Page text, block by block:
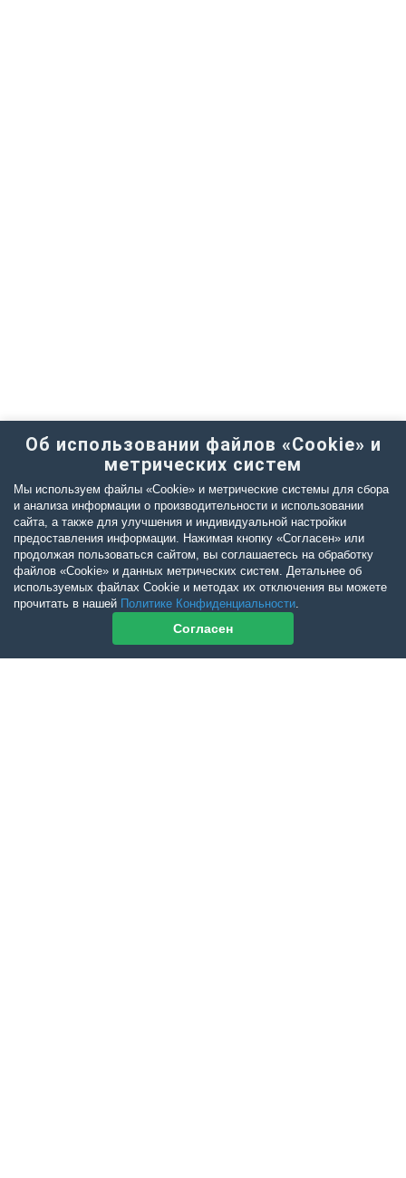
Об использовании файлов «Cookie» и
метрических систем
Мы используем файлы «Cookie» и метрические системы для сбора
и анализа информации о производительности и использовании
сайта, а также для улучшения и индивидуальной настройки
предоставления информации. Нажимая кнопку «Согласен» или
продолжая пользоваться сайтом, вы соглашаетесь на обработку
файлов «Cookie» и данных метрических систем. Детальнее об
используемых файлах Cookie и методах их отключения вы можете
прочитать в нашей Политике Конфиденциальности.
Согласен